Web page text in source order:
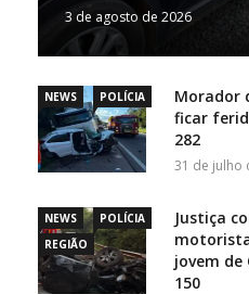
3 de agosto de 2026
NEWS POLÍCIA
Morador
ficar
282
31 de julho
NEWS
POLÍCIA
REGIÃO
Justiça
jovem de
150